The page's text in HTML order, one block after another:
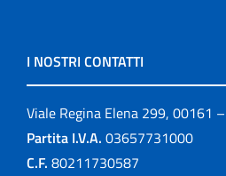
I NOSTRI CONTATTI
Viale Regina Elena 299, 00161
Partita I.V.A. 03657731000
C.F. 80211730587